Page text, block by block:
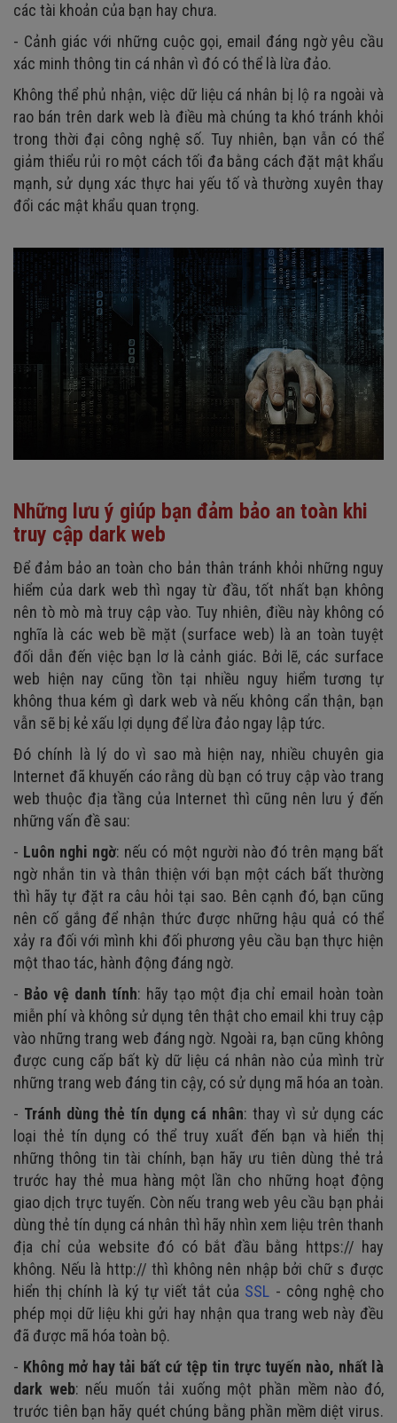
các tài khoản của bạn hay chưa.
- Cảnh giác với những cuộc gọi, email đáng ngờ yêu cầu
xác minh thông tin cá nhân vì đó có thể là lừa đảo.
Không thể phủ nhận, việc dữ liệu cá nhân bị lộ ra ngoài và
rao bán trên dark web là điều mà chúng ta khó tránh khỏi
trong thời đại công nghệ số. Tuy nhiên, bạn vẫn có thể
giảm thiểu rủi ro một cách tối đa bằng cách đặt mật khẩu
mạnh, sử dụng xác thực hai yếu tố và thường xuyên thay
đổi các mật khẩu quan trọng.
Những lưu ý giúp bạn đảm bảo an toàn khi
truy cập dark web
Để đảm bảo an toàn cho bản thân tránh khỏi những nguy
hiểm của dark web thì ngay từ đầu, tốt nhất bạn không
nên tò mò mà truy cập vào. Tuy nhiên, điều này không có
nghĩa là các web bề mặt (surface web) là an toàn tuyệt
đối dẫn đến việc bạn lơ là cảnh giác. Bởi lẽ, các surface
web hiện nay cũng tồn tại nhiều nguy hiểm tương tự
không thua kém gì dark web và nếu không cẩn thận, bạn
vẫn sẽ bị kẻ xấu lợi dụng để lừa đảo ngay lập tức.
Đó chính là lý do vì sao mà hiện nay, nhiều chuyên gia
Internet đã khuyến cáo rằng dù bạn có truy cập vào trang
web thuộc địa tầng của Internet thì cũng nên lưu ý đến
những vấn đề sau:
- Luôn nghi ngờ: nếu có một người nào đó trên mạng bất
ngờ nhắn tin và thân thiện với bạn một cách bất thường
thì hãy tự đặt ra câu hỏi tại sao. Bên cạnh đó, bạn cũng
nên cố gắng để nhận thức được những hậu quả có thể
xảy ra đối với mình khi đối phương yêu cầu bạn thực hiện
một thao tác, hành động đáng ngờ.
- Bảo vệ danh tính: hãy tạo một địa chỉ email hoàn toàn
miễn phí và không sử dụng tên thật cho email khi truy cập
vào những trang web đáng ngờ. Ngoài ra, bạn cũng không
được cung cấp bất kỳ dữ liệu cá nhân nào của mình trừ
những trang web đáng tin cậy, có sử dụng mã hóa an toàn.
- Tránh dùng thẻ tín dụng cá nhân: thay vì sử dụng các
loại thẻ tín dụng có thể truy xuất đến bạn và hiển thị
những thông tin tài chính, bạn hãy ưu tiên dùng thẻ trả
trước hay thẻ mua hàng một lần cho những hoạt động
giao dịch trực tuyến. Còn nếu trang web yêu cầu bạn phải
dùng thẻ tín dụng cá nhân thì hãy nhìn xem liệu trên thanh
địa chỉ của website đó có bắt đầu bằng https:// hay
không. Nếu là http:// thì không nên nhập bởi chữ s được
hiển thị chính là ký tự viết tắt của SSL - công nghệ cho
phép mọi dữ liệu khi gửi hay nhận qua trang web này đều
đã được mã hóa toàn bộ.
- Không mở hay tải bất cứ tệp tin trực tuyến nào, nhất là
dark web: nếu muốn tải xuống một phần mềm nào đó,
trước tiên bạn hãy quét chúng bằng phần mềm diệt virus.